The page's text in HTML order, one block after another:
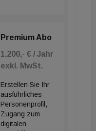
Premium Abo
1.200,- € / Jahr
exkl. MwSt.
Erstellen Sie Ihr
ausführliches
Personenprofil,
Zugang zum
digitalen